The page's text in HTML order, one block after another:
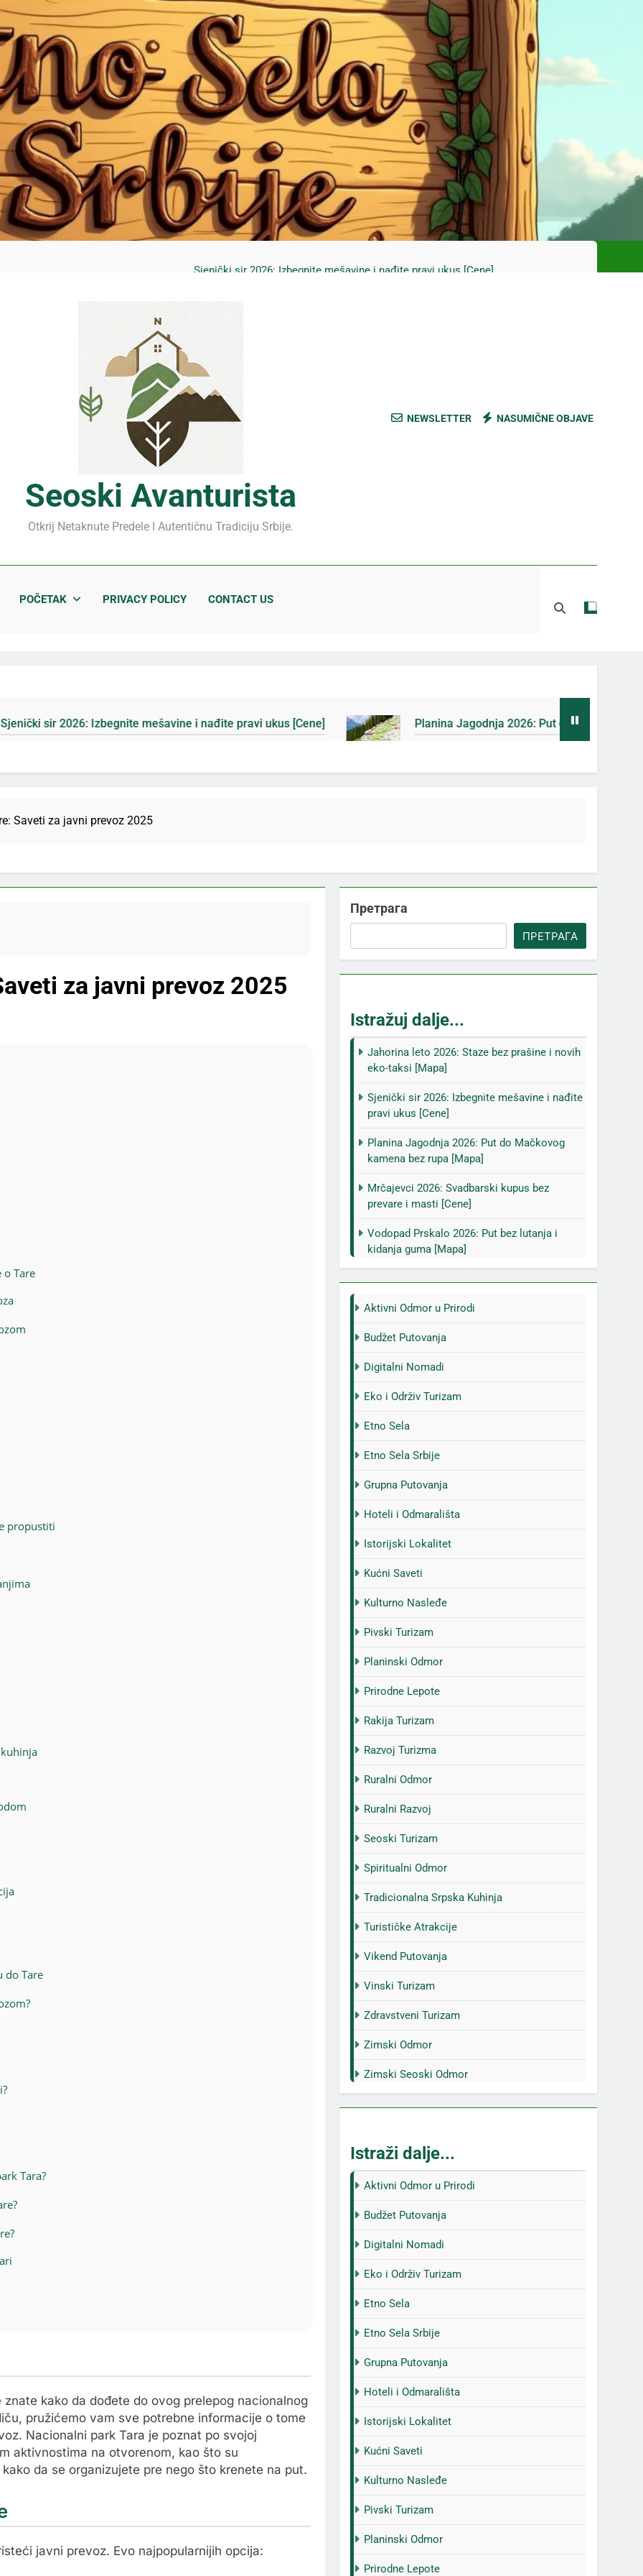
Mrčajevci 2026: Svadbarski kupus bez prevare i masti [Cene]
Jahorina leto 2026: Staze bez prašine i novih eko-taksi [Mapa]
Sjenički sir 2026: Izbegnite mešavine i nađite pravi ukus [Cene]
Jahorina leto 2026: Staze bez prašine i novih eko-taksi [Mapa]
Sjenički sir 2026: Izbegnite mešavine i nađite pravi ukus [Cene]
Planina Jagodnja 2026: Put do Mačkovog kamena bez rupa [Mapa]
Seoski Avanturista
Otkrij Netaknute Predele I Autentičnu Tradiciju Srbije.
NEWSLETTER NASUMIČNE OBJAVE
POČETAK PRIVACY POLICY CONTACT US
Izbegnite mešavine i nađite pravi ukus [Cene] Planina Jagodnja 2026: Put do Mačkovog kamena bez rupa
Saveti za javni prevoz 2025
za javni prevoz 2025
o Tare
propustiti
do Tare
Tara?
kako da dođete do ovog prelepog nacionalnog
pružićemo vam sve potrebne informacije o tome
Nacionalni park Tara je poznat po svojoj
aktivnostima na otvorenom, kao što su
da se organizujete pre nego što krenete na put.
javni prevoz. Evo najpopularnijih opcija:
Претрага
ПРЕТРАГА
Istražuj dalje...
Jahorina leto 2026: Staze bez prašine i novih
eko-taksi [Mapa]
Sjenički sir 2026: Izbegnite mešavine i nađite
pravi ukus [Cene]
Planina Jagodnja 2026: Put do Mačkovog
kamena bez rupa [Mapa]
Mrčajevci 2026: Svadbarski kupus bez
prevare i masti [Cene]
Vodopad Prskalo 2026: Put bez lutanja i
kidanja guma [Mapa]
Aktivni Odmor u Prirodi
Budžet Putovanja
Digitalni Nomadi
Eko i Održiv Turizam
Etno Sela
Etno Sela Srbije
Grupna Putovanja
Hoteli i Odmarališta
Istorijski Lokalitet
Kućni Saveti
Kulturno Nasleđe
Pivski Turizam
Planinski Odmor
Prirodne Lepote
Rakija Turizam
Razvoj Turizma
Ruralni Odmor
Ruralni Razvoj
Seoski Turizam
Spiritualni Odmor
Tradicionalna Srpska Kuhinja
Turističke Atrakcije
Vikend Putovanja
Vinski Turizam
Zdravstveni Turizam
Zimski Odmor
Zimski Seoski Odmor
Istraži dalje...
Aktivni Odmor u Prirodi
Budžet Putovanja
Digitalni Nomadi
Eko i Održiv Turizam
Etno Sela
Etno Sela Srbije
Grupna Putovanja
Hoteli i Odmarališta
Istorijski Lokalitet
Kućni Saveti
Kulturno Nasleđe
Pivski Turizam
Planinski Odmor
Prirodne Lepote